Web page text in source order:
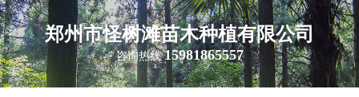
郑州市怪树滩苗木种植有限公司
咨询热线 15981865557